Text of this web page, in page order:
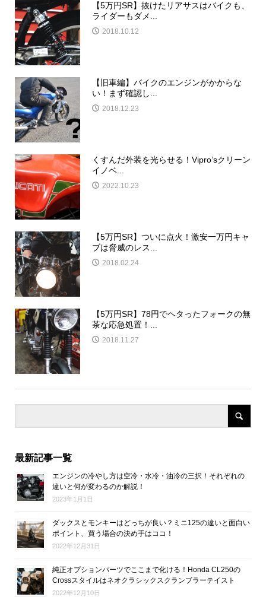
【5万円SR】抜けたリアサスはバイクも、
ライダーもダメ...
2018.10.12
【旧車編】バイクのエンジンがかからな
い！まず確認し...
2018.12.23
くすんだ外装を光らせる！Vipro’sクリーン
イノベ...
2022.10.23
【5万円SR】ついに点火！激安一万円キャ
ブは脅威のレス...
2018.02.24
【5万円SR】78円でヘタったフォークの無
茶な応急処置！...
2018.11.27
最新記事一覧
エンジンの冷やし方は空冷・水冷・油冷の三択！それぞれの
違いと何が変わるのか解説！
2023年1月1日
ダックスとモンキーはどっちが良い？ミニ125の違いと面白い
ポイント、買う場合の決め手はココ！
2022年12月31日
純正オプションパーツでここまで化ける！Honda CL250の
Crossスタイルはネオクラシックスクランブラーテイスト
2022年12月10日